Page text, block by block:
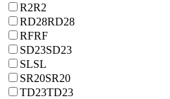
R2R2
RD28RD28
RFRF
SD23SD23
SLSL
SR20SR20
TD23TD23